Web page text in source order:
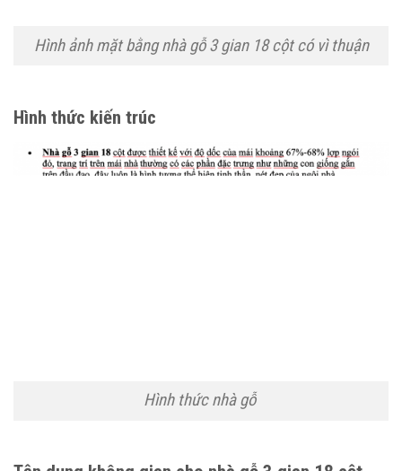
Hình ảnh mặt bằng nhà gỗ 3 gian 18 cột có vì thuận
Hình thức kiến trúc
Hình thức nhà gỗ